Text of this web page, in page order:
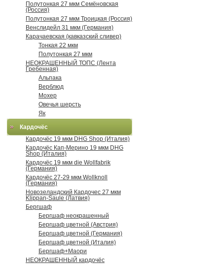
Полутонкая 27 мкм Семёновская
(Россия)
Полутонкая 27 мкм Троицкая (Россия)
Венслидейл 31 мкм (Германия)
Карачаевская (кавказский сливер)
Тонкая 22 мкм
Полутонкая 27 мкм
НЕОКРАШЕННЫЙ ТОПС (Лента
Гребенная)
Альпака
Верблюд
Мохер
Овечья шерсть
Як
Кардочёс
Кардочёс 19 мкм DHG Shop (Италия)
Кардочёс Кап-Мерино 19 мкм DHG
Shop (Италия)
Кардочёс 19 мкм die Wollfabrik
(Германия)
Кардочёс 27-29 мкм Wollknoll
(Германия)
Новозеландский Кардочес 27 мкм
Klippan-Saule (Латвия)
Бергшаф
Бергшаф неокрашенный
Бергшаф цветной (Австрия)
Бергшаф цветной (Германия)
Бергшаф цветной (Италия)
Бергшаф+Маори
НЕОКРАШЕННЫЙ кардочёс